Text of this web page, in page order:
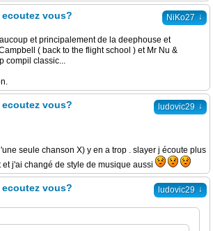
NiKo27 ↓
vous?
et principalement de la deephouse et
( back to the flight school ) et Mr Nu &
compil classic...
ludovic29 ↓
vous?
seule chanson X) y en a trop . slayer j écoute plus
j'ai changé de style de musique aussi
ludovic29 ↓
vous?